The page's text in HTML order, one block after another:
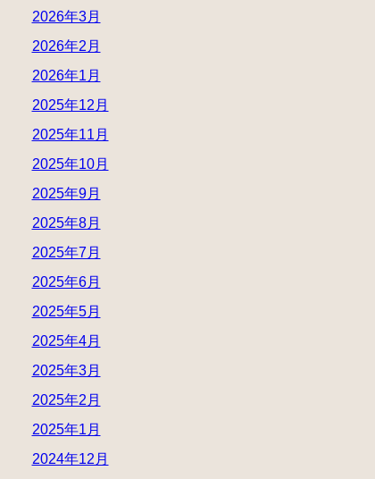
2026年3月
2026年2月
2026年1月
2025年12月
2025年11月
2025年10月
2025年9月
2025年8月
2025年7月
2025年6月
2025年5月
2025年4月
2025年3月
2025年2月
2025年1月
2024年12月